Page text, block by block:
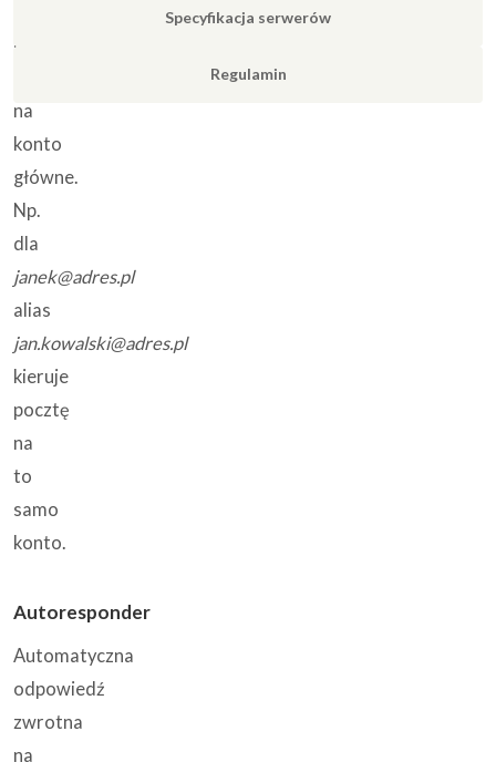
Specyfikacja serwerów
Regulamin
mail
na
konto
główne.
Np.
dla
janek@adres.pl
alias
jan.kowalski@adres.pl
kieruje
pocztę
na
to
samo
konto.
Autoresponder
Automatyczna
odpowiedź
zwrotna
na